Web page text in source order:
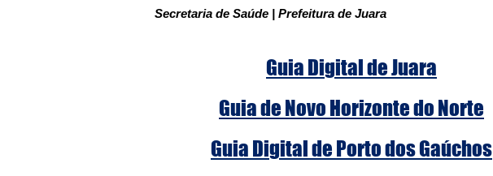
Secretaria de Saúde | Prefeitura de Juara
Guia Digital de Juara
Guia de Novo Horizonte do Norte
Guia Digital de Porto dos Gaúchos